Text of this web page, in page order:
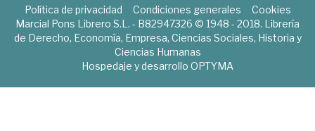
Política de privacidad Condiciones generales
Cookies
Marcial Pons Librero S.L. - B82947326 © 1948 - 2018. Librería
de Derecho, Economía, Empresa, Ciencias Sociales, Historia y
Ciencias Humanas
Hospedaje y desarrollo OPTYMA